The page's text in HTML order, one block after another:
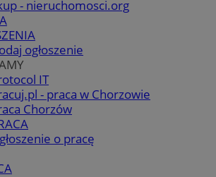
- nieruchomosci.org
ogłoszenie
IT
- praca w Chorzowie
Chorzów
o pracę